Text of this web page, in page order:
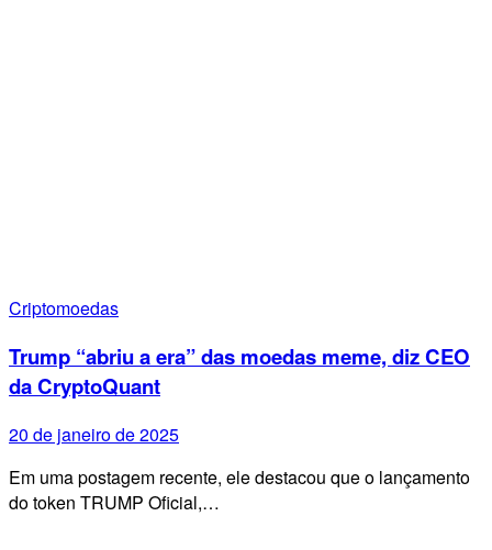
Criptomoedas
Trump “abriu a era” das moedas meme, diz CEO
da CryptoQuant
20 de janeiro de 2025
Em uma postagem recente, ele destacou que o lançamento
do token TRUMP Oficial,…